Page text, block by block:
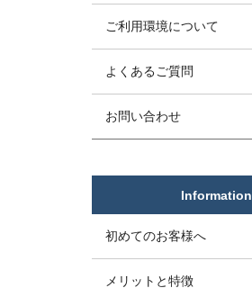
ご利用環境について
よくあるご質問
お問い合わせ
Information
初めてのお客様へ
メリットと特徴